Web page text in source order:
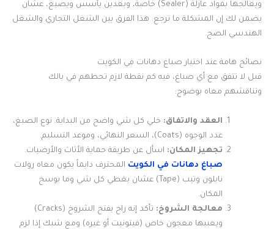
ويعالجها بمواد عازلة (Sealer) خاصة، وبعدين يأسس ويصبغ، عشان
يضمن لك إن المشكلة ما ترجع. هذا الفرق بين الشغل التجاري والشغل
الهندسي الصح.
نصائح هامة عند اختيار صباغ دهانات في الكويت
قبل لا تتفق مع أي صباغ، فيه كم نقطة لازم تحطهم في بالك
وتناقشهم معاه بوضوح:
العقد والاتفاق: خلي كل شي واضح من البداية. نوع الصبغ،
عدد الوجوه (Coats)، السعر النهائي، وموعد التسليم.
تجهيز المكان: اسأل عن طريقة حماية الأثاث والأرضيات.
صباغ دهانات في الكويت المحترف دايماً يكون معاه رولات
نايلون وتيب (Tape) عشان يغطي كل شي وما يوسخ
المكان.
معالجة الشروخ:
تأكد إنه راح يفتح الشروخ (Cracks)
ويعبيها معجون خاص (فيتونيت أو غيره) ومع شبك إذا لزم